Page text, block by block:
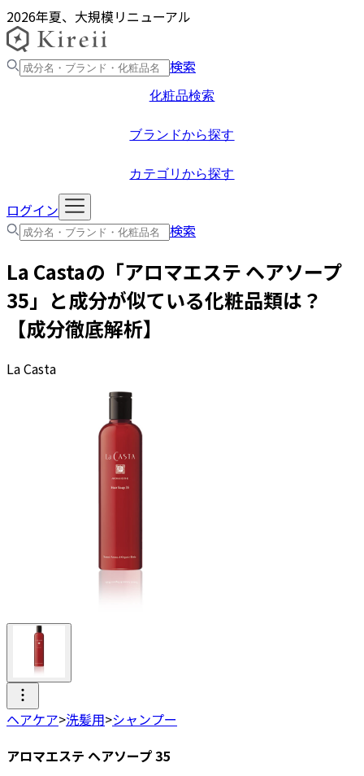
2026年夏、大規模リニューアル
検索
化粧品検索
ブランドから探す
カテゴリから探す
ログイン
検索
La Castaの「アロマエステ ヘアソープ
35 」と成分が似ている化粧品類は？
【成分徹底解析】
La Casta
ヘアケア>洗髪用>シャンプー
アロマエステ ヘアソープ 35